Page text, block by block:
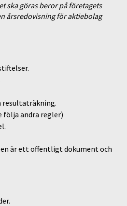
ska göras beror på företagets
årsredovisning för aktiebolag
resultaträkning.
följa andra regler)
är ett offentligt dokument och